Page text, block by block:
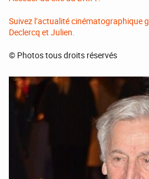
Suivez l’actualité cinématographique
Declercq et Julien.
© Photos tous droits réservés